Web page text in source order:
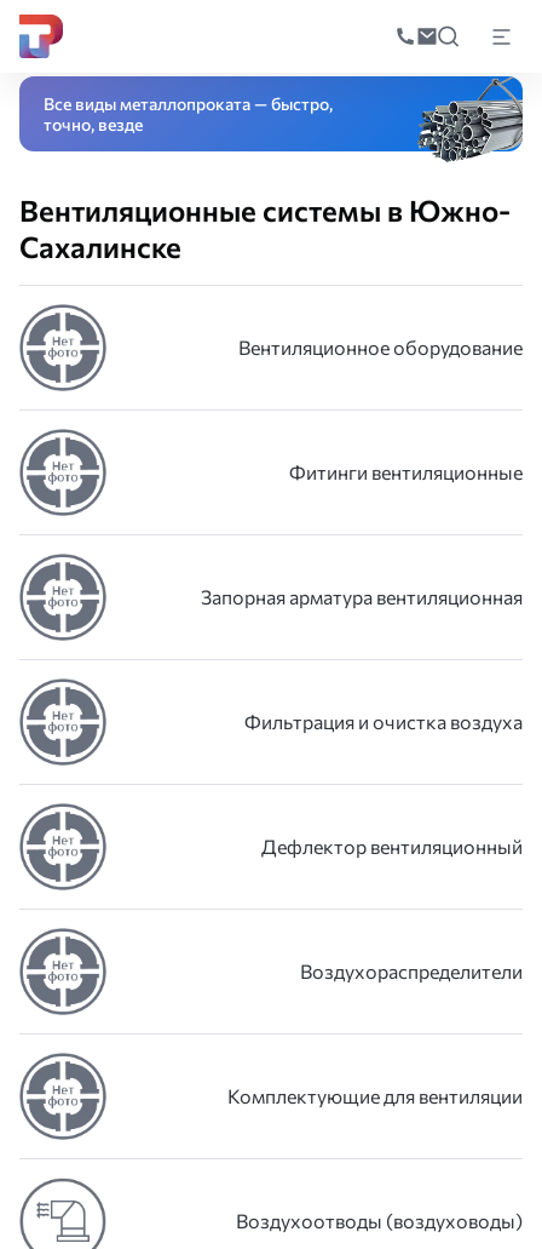
по
Главная
Все виды металлопроката — быстро,
точно, везде
Вентиляционные системы в Южно-
Сахалинске
Вентиляционное оборудование
Фитинги вентиляционные
Запорная арматура вентиляционная
Фильтрация и очистка воздуха
Дефлектор вентиляционный
Воздухораспределители
Комплектующие для вентиляции
Воздухоотводы (воздуховоды)